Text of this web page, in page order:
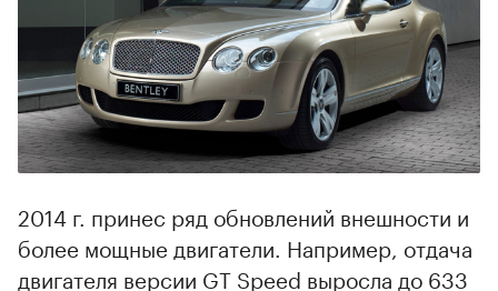
2014 г. принес ряд обновлений внешности и
более мощные двигатели. Например, отдача
двигателя версии GT Speed выросла до 633